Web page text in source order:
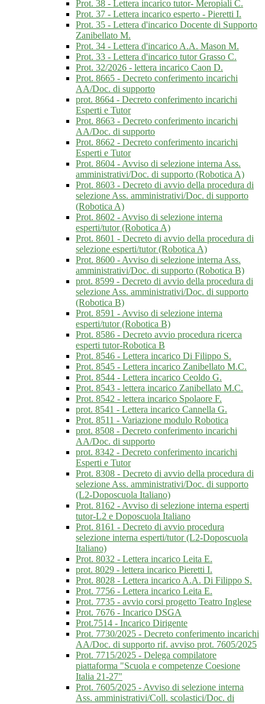
Prot. 38 - Lettera incarico tutor- Meropiali C.
Prot. 37 - Lettera incarico esperto - Pieretti I.
Prot. 35 - Lettera d'incarico Docente di Supporto
Zanibellato M.
Prot. 34 - Lettera d'incarico A.A. Mason M.
Prot. 33 - Lettera d'incarico tutor Grasso C.
Prot. 32/2026 - lettera incarico Caon D.
Prot. 8665 - Decreto conferimento incarichi
AA/Doc. di supporto
prot. 8664 - Decreto conferimento incarichi
Esperti e Tutor
Prot. 8663 - Decreto conferimento incarichi
AA/Doc. di supporto
Prot. 8662 - Decreto conferimento incarichi
Esperti e Tutor
Prot. 8604 - Avviso di selezione interna Ass.
amministrativi/Doc. di supporto (Robotica A)
Prot. 8603 - Decreto di avvio della procedura di
selezione Ass. amministrativi/Doc. di supporto
(Robotica A)
Prot. 8602 - Avviso di selezione interna
esperti/tutor (Robotica A)
Prot. 8601 - Decreto di avvio della procedura di
selezione esperti/tutor (Robotica A)
Prot. 8600 - Avviso di selezione interna Ass.
amministrativi/Doc. di supporto (Robotica B)
prot. 8599 - Decreto di avvio della procedura di
selezione Ass. amministrativi/Doc. di supporto
(Robotica B)
Prot. 8591 - Avviso di selezione interna
esperti/tutor (Robotica B)
Prot. 8586 - Decreto avvio procedura ricerca
esperti tutor-Robotica B
Prot. 8546 - Lettera incarico Di Filippo S.
Prot. 8545 - Lettera incarico Zanibellato M.C.
Prot. 8544 - Lettera incarico Ceoldo G.
Prot. 8543 - lettera incarico Zanibellato M.C.
Prot. 8542 - lettera incarico Spolaore F.
prot. 8541 - Lettera incarico Cannella G.
Prot. 8511 - Variazione modulo Robotica
prot. 8508 - Decreto conferimento incarichi
AA/Doc. di supporto
prot. 8342 - Decreto conferimento incarichi
Esperti e Tutor
Prot. 8308 - Decreto di avvio della procedura di
selezione Ass. amministrativi/Doc. di supporto
(L2-Doposcuola Italiano)
Prot. 8162 - Avviso di selezione interna esperti
tutor-L2 e Doposcuola Italiano
Prot. 8161 - Decreto di avvio procedura
selezione interna esperti/tutor (L2-Doposcuola
Italiano)
Prot. 8032 - Lettera incarico Leita E.
prot. 8029 - lettera incarico Pieretti I.
Prot. 8028 - Lettera incarico A.A. Di Filippo S.
Prot. 7756 - Lettera incarico Leita E.
Prot. 7735 - avvio corsi progetto Teatro Inglese
Prot. 7676 - Incarico DSGA
Prot.7514 - Incarico Dirigente
Prot. 7730/2025 - Decreto conferimento incarichi
AA/Doc. di supporto rif. avviso prot. 7605/2025
Prot. 7715/2025 - Delega compilatore
piattaforma "Scuola e competenze Coesione
Italia 21-27"
Prot. 7605/2025 - Avviso di selezione interna
Ass. amministrativi/Coll. scolastici/Doc. di